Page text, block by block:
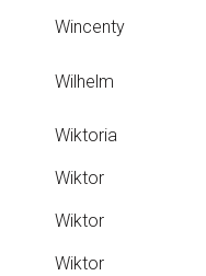
Wincenty
Wilhelm
Wiktoria
Wiktor
Wiktor
Wiktor